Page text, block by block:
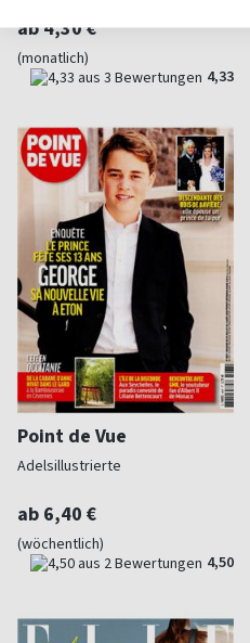
ab 4,30 €
(monatlich)
4,33
Point de Vue
Adelsillustrierte
ab 6,40 €
(wöchentlich)
4,50